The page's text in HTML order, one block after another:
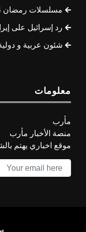
مسلسلات رمضان 2024
رد إسرائيل على
شئون عربية و
معلومات
مأرب
منصة الأخبار مأرب
موقع اخباري يهتم